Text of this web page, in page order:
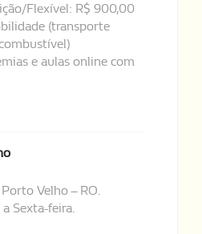
Flexível: R$ 900,00
(transporte
e aulas online com
Velho – RO.
Sexta-feira.